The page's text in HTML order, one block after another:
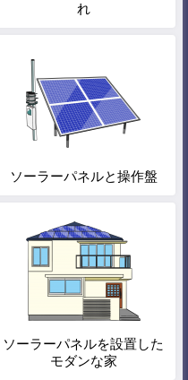
れ
ソーラーパネルと操作盤
ソーラーパネルを設置した
モダンな家